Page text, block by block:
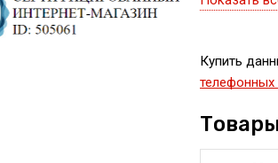
Купить
телефонных